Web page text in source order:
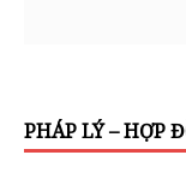
PHÁP LÝ – HỢP